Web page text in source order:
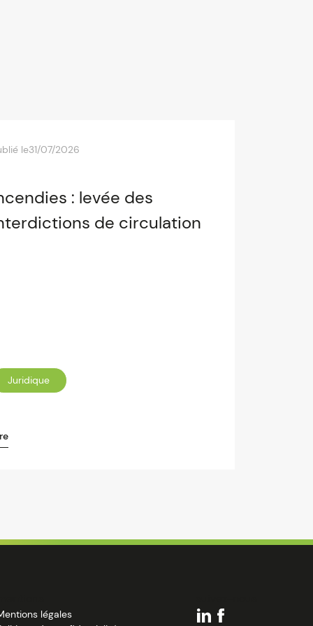
le31/07/2026
: levée des
de circulation
Juridique
légales